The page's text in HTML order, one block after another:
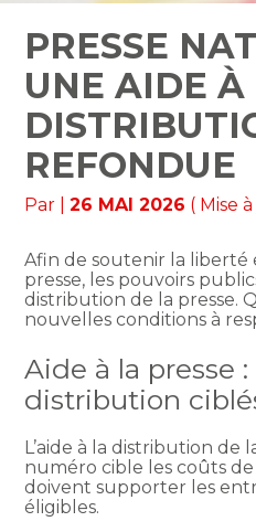
PRESSE
UNE AIDE À
REFONDUE
Par |26 MAI 2026 ( Mise
Afin de soutenir la liberté
presse, les pouvoirs
distribution de la presse.
nouvelles conditions à
Aide à la presse
distribution
L’aide à la distribution de
numéro cible les coûts
doivent supporter les
éligibles.